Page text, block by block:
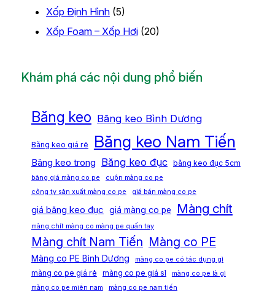
Xốp Định Hình(5)
Xốp Foam – Xốp Hơi(20)
Khám phá các nội dung phổ biến
Băng keo Băng keo Bình Dương
Băng keo giá rẻ Băng keo Nam Tiến
Băng keo trong Băng keo đục băng keo đục 5cm
bảng giá màng co pe
cuộn màng co pe
công ty sản xuất màng co pe
giá bán màng co pe
giá băng keo đục giá màng co pe Màng chít
màng chít màng co màng pe quấn tay
Màng chít Nam Tiến Màng co PE
Màng co PE Bình Dương màng co pe có tác dụng gì
màng co pe giá rẻ màng co pe giá sỉ
màng co pe là gì
màng co pe miền nam
màng co pe nam tiến